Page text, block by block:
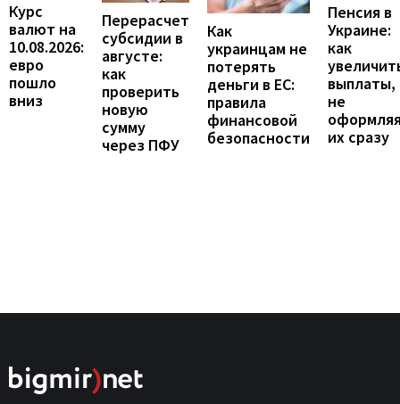
Курс
валют на
10.08.2026:
евро
пошло
вниз
Перерасчет
субсидии в
августе:
как
проверить
новую
сумму
через ПФУ
Как
украинцам не
потерять
деньги в ЕС:
правила
финансовой
безопасности
Пенсия в
Украине:
как
выплаты,
не
их сразу